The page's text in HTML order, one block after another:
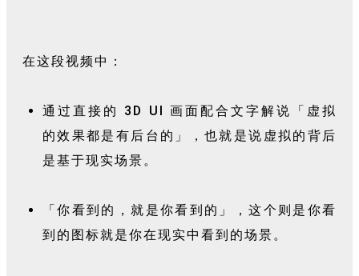
在这段视频中：
通过直接的 3D UI 画面配合文字解说「虚拟
的效果都是有后台的」，也就是说虚拟的背后
是基于现实场景。
「你看到的，就是你看到的」，这个则是你看
到的图标就是你在现实中看到的场景。